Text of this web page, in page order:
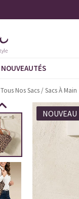
NOUVEAUTÉS
Tous Nos Sacs/Sacs À Main
NOUVEAU